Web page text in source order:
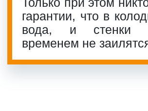
гарантии, что в
вода, и стенки
временем не